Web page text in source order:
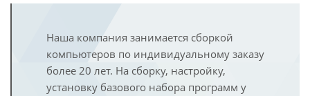
Наша компания занимается сборкой
компьютеров по индивидуальному заказу
более 20 лет. На сборку, настройку,
установку базового набора программ у